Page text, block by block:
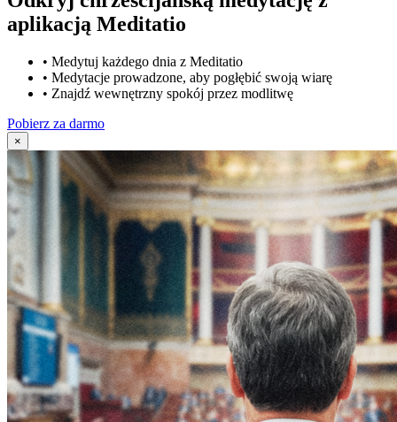
aplikacją Meditatio
• Medytuj każdego dnia z Meditatio
• Medytacje prowadzone, aby pogłębić swoją wiarę
• Znajdź wewnętrzny spokój przez modlitwę
Pobierz za darmo
×